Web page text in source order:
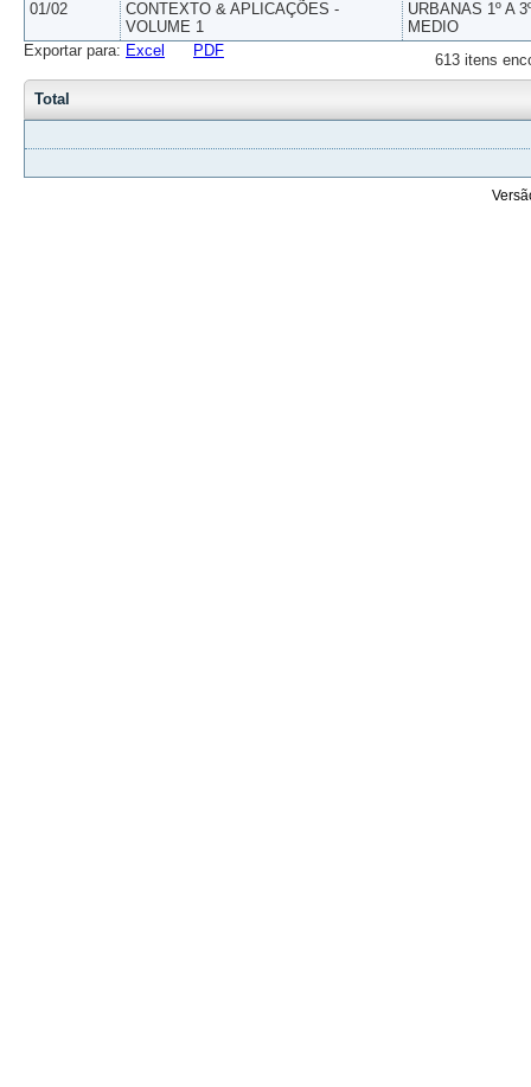
01/02
CONTEXTO & APLICAÇÕES -
VOLUME 1
URBANAS 1º A
MEDIO
613 itens
Exportar para: Excel PDF
Total